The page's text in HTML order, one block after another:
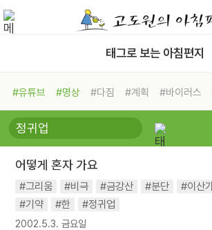
태그로 보는 아침편지
#유튜브 #명상 #다짐 #계획 #바이러스
#비전캠프
#독서캠프 #삶
#희망
#나눔 #친구 #링컨학교
#독서
#건강 #면역력
어떻게 혼자 가요
#그리움 #비극 #금강산 #분단 #이산
#기약
#한 #정귀업
2002.5.3. 금요일